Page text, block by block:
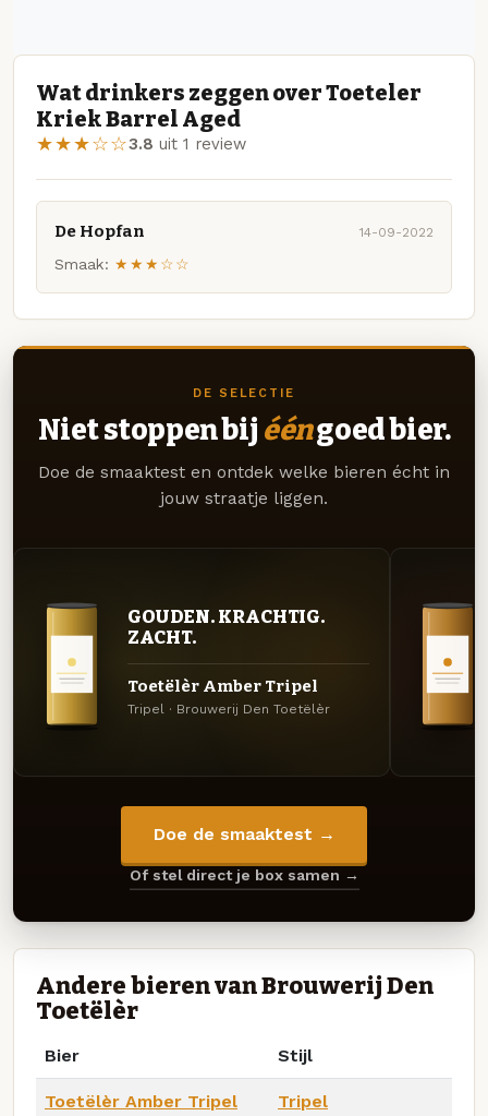
Wat drinkers zeggen over Toeteler
Kriek Barrel Aged
★★★☆☆3.8 uit 1 review
De Hopfan 14-09-2022
Smaak: ★★★☆☆
DE SELECTIE
Niet stoppen bij ééngoed bier.
Doe de smaaktest en ontdek welke bieren écht in
jouw straatje liggen.
GOUDEN. KRACHTIG.
ZACHT.
Toetëlèr Amber Tripel
Tripel · Brouwerij Den Toetëlèr
Doe de smaaktest →
Of stel direct je box samen →
Andere bieren van Brouwerij Den
Toetëlèr
Bier Stijl
Toetëlèr Amber Tripel Tripel